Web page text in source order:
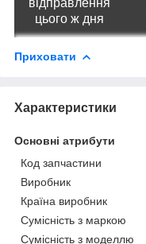
цього ж дня
Приховати
Характеристики
Основні атрибути
Код запчастини
Виробник
Країна виробник
Сумісність з маркою
Сумісність з моделлю